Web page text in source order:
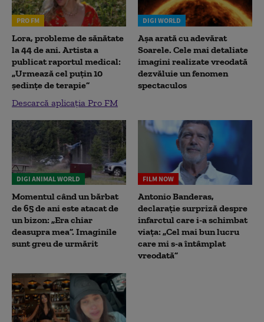
PRO FM
Lora, probleme de sănătate
la 44 de ani. Artista a
publicat raportul medical:
„Urmează cel puțin 10
ședințe de terapie”
Descarcă aplicația Pro FM
DIGI WORLD
Așa arată cu adevărat
Soarele. Cele mai detaliate
imagini realizate vreodată
dezvăluie un fenomen
spectaculos
DIGI ANIMAL WORLD
Momentul când un bărbat
de 65 de ani este atacat de
un bizon: „Era chiar
deasupra mea”. Imaginile
sunt greu de urmărit
FILM NOW
Antonio Banderas,
declarație surpriză despre
infarctul care i-a schimbat
viața: „Cel mai bun lucru
care mi s-a întâmplat
vreodată”